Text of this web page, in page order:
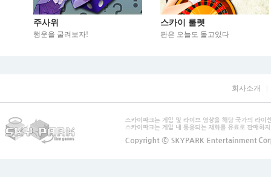
주사위
행운을 굴려보자!
스카이 룰렛
판은 오늘도 돌고있다
회사소개